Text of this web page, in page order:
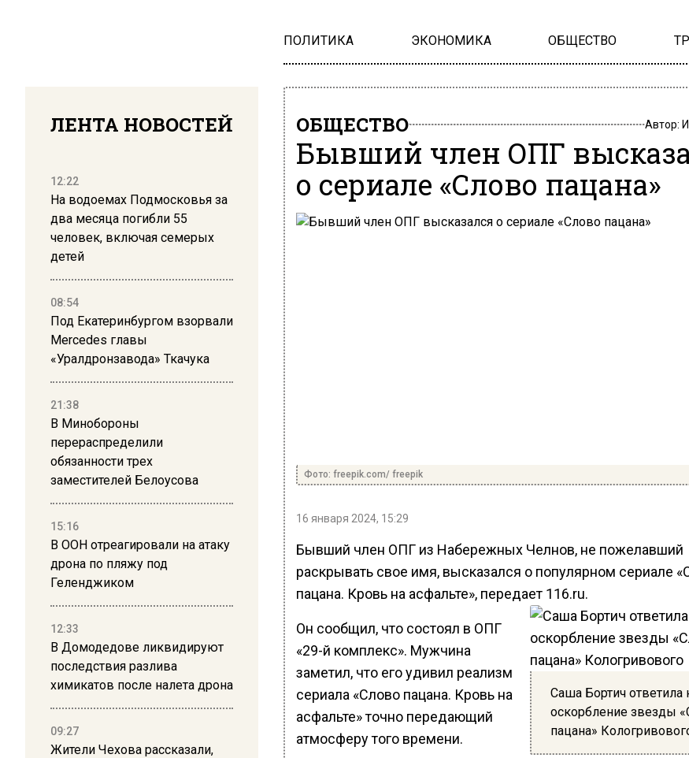
ПОЛИТИКА ЭКОНОМИКА ОБЩЕСТВО
ЛЕНТА НОВОСТЕЙ
12:22
На водоемах Подмосковья за
два месяца погибли 55
человек, включая семерых
детей
08:54
Под Екатеринбургом взорвали
Mercedes главы
«Уралдронзавода» Ткачука
21:38
В Минобороны
перераспределили
обязанности трех
заместителей Белоусова
15:16
В ООН отреагировали на атаку
дрона по пляжу под
Геленджиком
12:33
В Домодедове ликвидируют
последствия разлива
химикатов после налета дрона
09:27
Жители Чехова рассказали,
ОБЩЕСТВО Автор:
Бывший член ОПГ
о сериале «Слово пацана»
Фото: freepik.com/ freepik
16 января 2024, 15:29
Бывший член ОПГ из Набережных Челнов, не пожелавший
раскрывать свое имя, высказался о популярном сериале
пацана. Кровь на асфальте», передает 116.ru.
Саша Бортич ответила
оскорбление звезды
пацана»
Он сообщил, что состоял в ОПГ
«29-й комплекс». Мужчина
заметил, что его удивил реализм
сериала «Слово пацана. Кровь на
асфальте» точно передающий
атмосферу того времени.